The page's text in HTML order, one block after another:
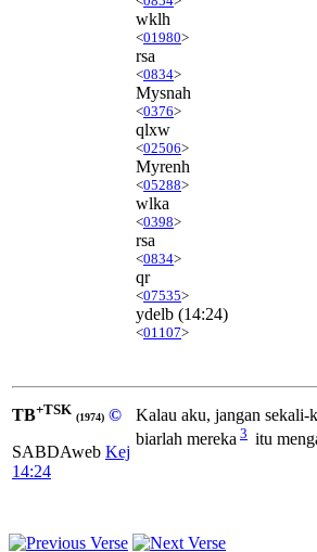
wklh
<01980>
rsa
<0834>
Mysnah
<0376>
qlxw
<02506>
Myrenh
<05288>
wlka
<0398>
rsa
<0834>
qr
<07535>
ydelb (14:24)
<01107>
TB+TSK (1974) ©
SABDAweb Kej
14:24
Kalau aku, jangan sekali-
biarlah mereka 3 itu